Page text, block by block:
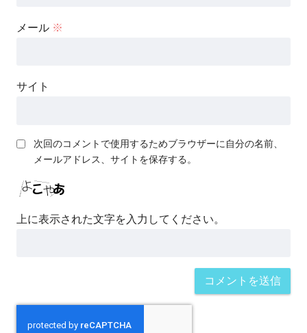
メール ※
サイト
次回のコメントで使用するためブラウザーに自分の名前、
メールアドレス、サイトを保存する。
上に表示された文字を入力してください。